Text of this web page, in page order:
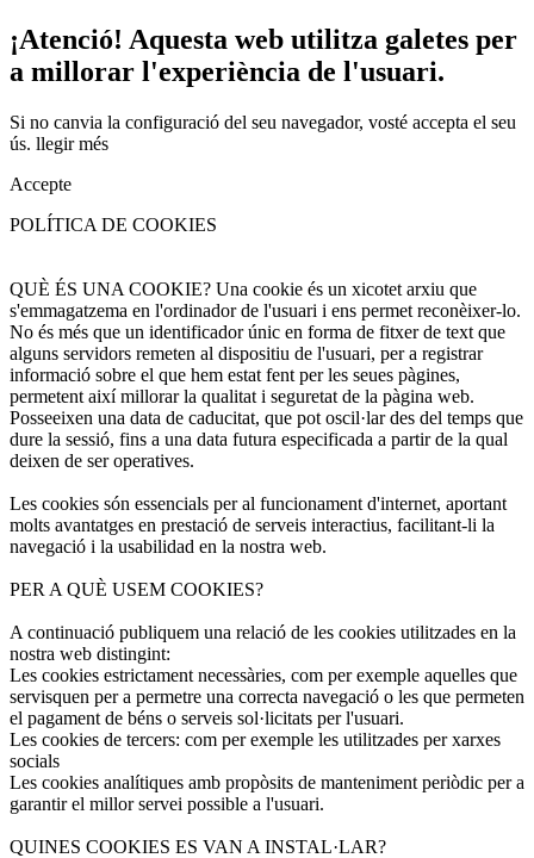
¡Atenció! Aquesta web utilitza galetes per
a millorar l'experiència de l'usuari.
Si no canvia la configuració del seu navegador, vosté accepta el seu
ús. llegir més
Accepte
POLÍTICA DE COOKIES
QUÈ ÉS UNA COOKIE? Una cookie és un xicotet arxiu que
s'emmagatzema en l'ordinador de l'usuari i ens permet reconèixer-lo.
No és més que un identificador únic en forma de fitxer de text que
alguns servidors remeten al dispositiu de l'usuari, per a registrar
informació sobre el que hem estat fent per les seues pàgines,
permetent així millorar la qualitat i seguretat de la pàgina web.
Posseeixen una data de caducitat, que pot oscil·lar des del temps que
dure la sessió, fins a una data futura especificada a partir de la qual
deixen de ser operatives.
Les cookies són essencials per al funcionament d'internet, aportant
molts avantatges en prestació de serveis interactius, facilitant-li la
navegació i la usabilidad en la nostra web.
PER A QUÈ USEM COOKIES?
A continuació publiquem una relació de les cookies utilitzades en la
nostra web distingint:
Les cookies estrictament necessàries, com per exemple aquelles que
servisquen per a permetre una correcta navegació o les que permeten
el pagament de béns o serveis sol·licitats per l'usuari.
Les cookies de tercers: com per exemple les utilitzades per xarxes
socials
Les cookies analítiques amb propòsits de manteniment periòdic per a
garantir el millor servei possible a l'usuari.
QUINES COOKIES ES VAN A INSTAL·LAR?